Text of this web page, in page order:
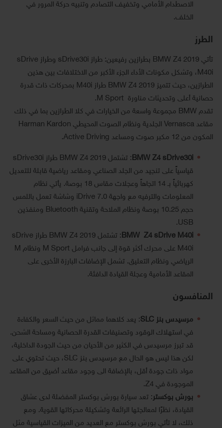
الاصطدام الأمامي وتخفيف التصادم وتنبيه حركة المرور في
الخلف.
الطرز
تأتي BMW Z4 2019 بطرازين رفيعين: طراز sDrive30i وطراز sDrive
M40i، وتشكل مكونات الأداء الجزء الأكبر من الاختلافات بين هذين
الطرازين، حيث تتميز BMW Z4 2019 طراز M40i بمحركات ذات قدرة
حصانية أعلى وتحديثات مناورة M Sport.
تقدم BMW مجموعة واسعة من الخيارات في كلا الطرازين بما في ذلك
مقاعد Vernasca الجلدية ونظام الصوت المحيطي Harman Kardon
المكون من 12 مكبر صوت ومساعد Active Driving.
BMW Z4 sDrive30i
: تشتمل BMW Z4 2019 طراز sDrive30i
قياسياً على تنجيد من الجلد الصناعي ومقاعد رياضية قابلة للتعديل
كهربائياً بـ 14 اتجاهاً وعجلات مقاس 18 بوصة. يأتي نظام
المعلومات والترفيه مع واجهة iDrive 7.0 وشاشة تعمل باللمس
حجم 10.25 بوصة ونظام الملاحة وتقنية Bluetooth ومنفذين
USB.
BMW Z4 sDrive M40i
: تشتمل BMW Z4 2019 طراز sDrive
M40i على محرك أكثر قوة إلى جانب فرامل M Sport ونظام M
الرياضي ونظام التعليق. تشمل الإضافات البارزة الأخرى على
المقاعد الأمامية وعجلة القيادة الدافئة.
المنافسون
مرسيدس بنز SLC
: يعد كلاهما مماثل من حيث السعر والكفاءة
في استهلاك الوقود وتصنيفات القدرة الحصانية ومساحة الشحن.
قد تبرز مرسيدس في الكثير من الأحيان من حيث الجودة الداخلية،
لكن هذا ليس هو الحال مع مرسيدس بنز SLC، حيث تحتوي على
مواد ذات جودة أقل، بالإضافة الى وجود مقاعد أضيق من المقاعد
الموجودة في Z4.
بورش بوكستر: تعد سيارة بورش بوكستر المفضلة لدى عشاق
القيادة، نظرًا لمعالجتها الرائعة وتشكيلة محركاتها القوية. ومع
ذلك، لا تأتي بورش بوكستر مع العديد من الميزات القياسية مثل